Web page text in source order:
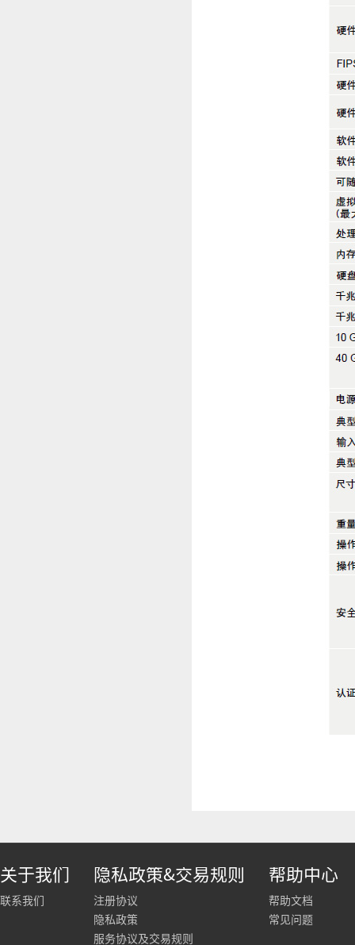
关于我们
联系我们
隐私政策&交易规则
注册协议
隐私政策
服务协议及交易规则
帮助中心
帮助文档
常见问题